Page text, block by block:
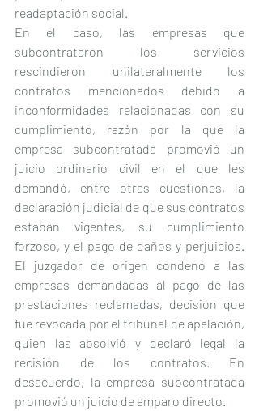
readaptación social.
En el caso, las empresas que
subcontrataron los servicios
rescindieron unilateralmente los
contratos mencionados debido a
inconformidades relacionadas con su
cumplimiento, razón por la que la
empresa subcontratada promovió un
juicio ordinario civil en el que les
demandó, entre otras cuestiones, la
declaración judicial de que sus contratos
estaban vigentes, su cumplimiento
forzoso, y el pago de daños y perjuicios.
El juzgador de origen condenó a las
empresas demandadas al pago de las
prestaciones reclamadas, decisión que
fue revocada por el tribunal de apelación,
quien las absolvió y declaró legal la
recisión de los contratos. En
desacuerdo, la empresa subcontratada
promovió un juicio de amparo directo.